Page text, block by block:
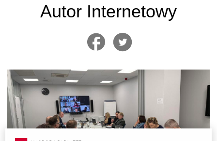
Autor Internetowy